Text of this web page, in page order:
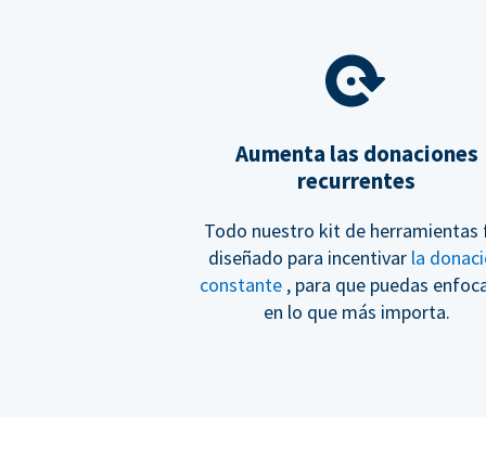
Aumenta las donaciones
recurrentes
Todo nuestro kit de herramientas
diseñado para incentivar la
constante , para que puedas
en lo que más importa.